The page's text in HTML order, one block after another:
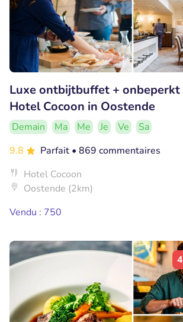
Luxe ontbijtbuffet + onbeperkt
Hotel Cocoon in Oostende
Demain Ma Me Je Ve
Sa
9.8
Parfait • 869 commentaires
Hotel Cocoon
Oostende (2km)
Vendu : 750